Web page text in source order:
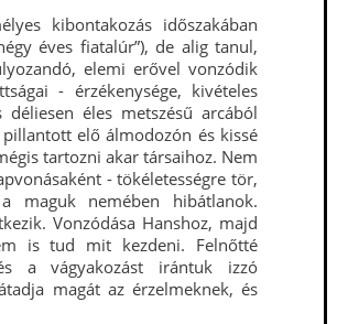
kibontakozás időszakában
éves fiatalúr”), de alig tanul,
elemi erővel vonzódik
- érzékenysége, kivételes
éles metszésű arcából
elő álmodozón és kissé
tartozni akar társaihoz. Nem
- tökéletességre tör,
maguk nemében hibátlanok.
Vonzódása Hanshoz, majd
is tud mit kezdeni. Felnőtté
a vágyakozást irántuk izzó
magát az érzelmeknek, és